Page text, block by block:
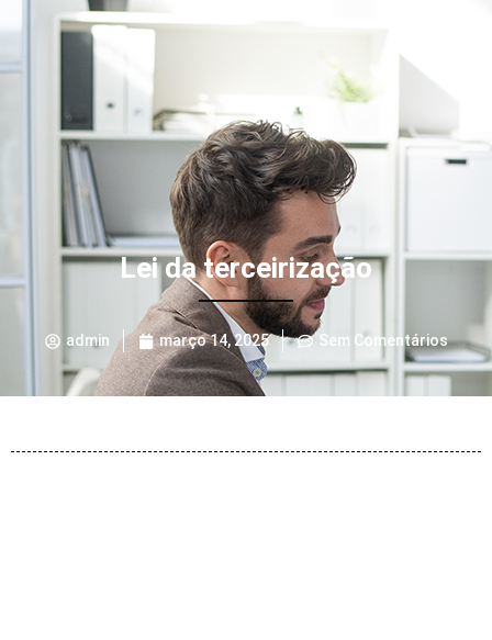
Lei da terceirização
admin março 14, 2025 Sem Comentários